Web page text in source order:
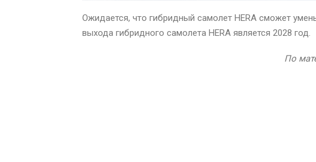
Ожидается, что гибридный самолет HERA сможет
выхода гибридного самолета HERA является 2028 год.
По